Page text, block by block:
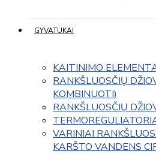
GYVATUKAI
KAITINIMO
RANKŠLUOSČIŲ
KOMBINUOTI)
RANKŠLUOSČIŲ
VARINIAI
KARŠTO VANDENS